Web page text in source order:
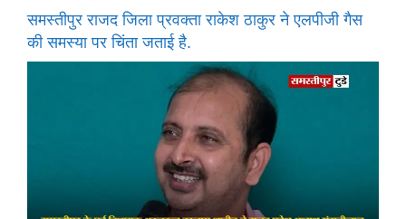
समस्तीपुर राजद जिला प्रवक्ता राकेश ठाकुर ने एलपीजी गैस
की समस्या पर चिंता जताई है.